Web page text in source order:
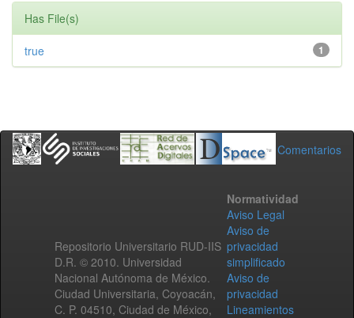
Has File(s)
1
true
Comentarios
Repositorio Universitario RUD-IIS
D.R. © 2010. Universidad
Nacional Autónoma de México.
Ciudad Universitaria, Coyoacán,
C. P. 04510, Ciudad de México,
Normatividad
Aviso Legal
Aviso de
privacidad
simplificado
Aviso de
privacidad
Lineamientos